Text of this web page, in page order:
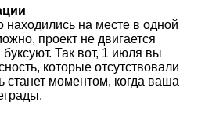
на месте в одной
проект не двигается
Так вот, 1 июля вы
которые отсутствовали
станет моментом, когда ваша